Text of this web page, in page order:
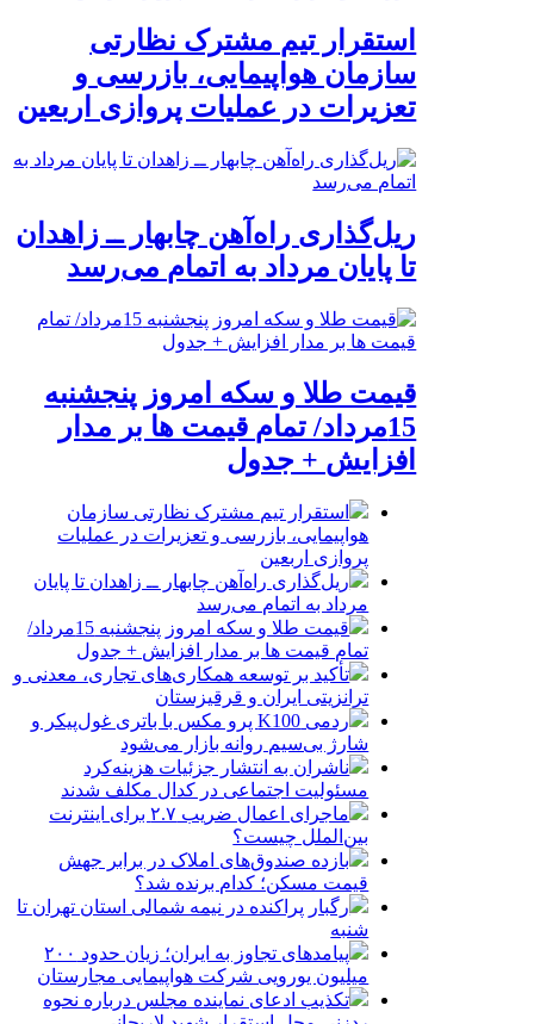
استقرار تیم مشترک نظارتی
سازمان هواپیمایی، بازرسی و
تعزیرات در عملیات پروازی اربعین
ریل‌گذاری راه‌آهن چابهار ــ زاهدان
تا پایان مرداد به اتمام می‌رسد
قیمت طلا و سکه امروز پنجشنبه
15مرداد/ تمام قیمت ها بر مدار
افزایش + جدول
استقرار تیم مشترک نظارتی سازمان
هواپیمایی، بازرسی و تعزیرات در عملیات
پروازی اربعین
ریل‌گذاری راه‌آهن چابهار ــ زاهدان تا پایان
مرداد به اتمام می‌رسد
قیمت طلا و سکه امروز پنجشنبه 15مرداد/
تمام قیمت ها بر مدار افزایش + جدول
تأکید بر توسعه همکاری‌های تجاری، معدنی و
ترانزیتی ایران و قرقیزستان
ردمی K100 پرو مکس با باتری غول‌پیکر و
شارژ بی‌سیم روانه بازار می‌شود
ناشران به انتشار جزئیات هزینه‌کرد
مسئولیت اجتماعی در کدال مکلف شدند
ماجرای اعمال ضریب ۲.۷ برای اینترنت
بین‌الملل چیست؟
بازده صندوق‌های املاک در برابر جهش
قیمت مسکن؛ کدام برنده شد؟
رگبار پراکنده در نیمه شمالی استان تهران تا
شنبه
پیامدهای تجاوز به ایران؛ زیان حدود ۲۰۰
میلیون یورویی شرکت هواپیمایی مجارستان
تکذیب ادعای نماینده مجلس درباره نحوه